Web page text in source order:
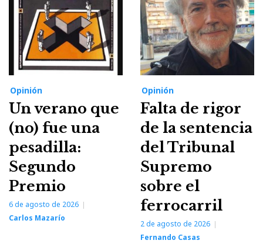
Opinión
Un verano que
(no) fue una
pesadilla:
Segundo
Premio
6 de agosto de 2026
Carlos Mazarío
Opinión
Falta de rigor
de la sentencia
del Tribunal
Supremo
sobre el
ferrocarril
2 de agosto de 2026
Fernando Casas